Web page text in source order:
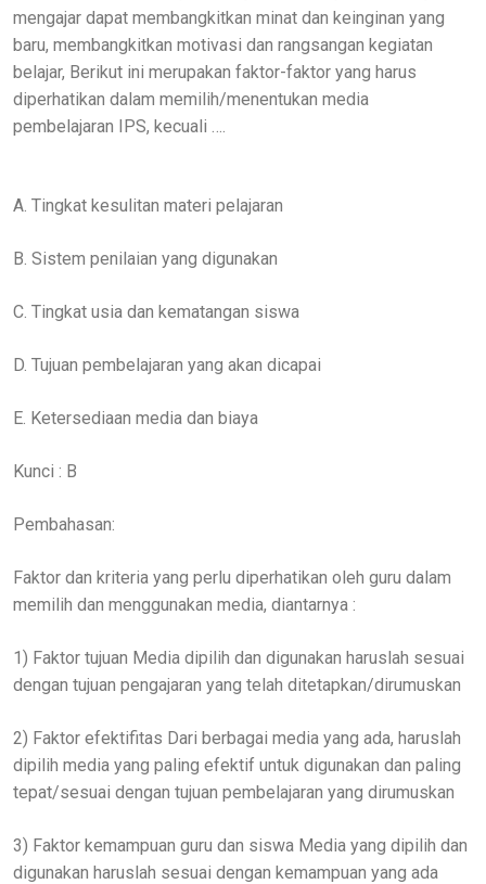
mengajar dapat membangkitkan minat dan keinginan yang
baru, membangkitkan motivasi dan rangsangan kegiatan
belajar, Berikut ini merupakan faktor-faktor yang harus
diperhatikan dalam memilih/menentukan media
pembelajaran IPS, kecuali ….
A. Tingkat kesulitan materi pelajaran
B. Sistem penilaian yang digunakan
C. Tingkat usia dan kematangan siswa
D. Tujuan pembelajaran yang akan dicapai
E. Ketersediaan media dan biaya
Kunci : B
Pembahasan:
Faktor dan kriteria yang perlu diperhatikan oleh guru dalam
memilih dan menggunakan media, diantarnya :
1) Faktor tujuan Media dipilih dan digunakan haruslah sesuai
dengan tujuan pengajaran yang telah ditetapkan/dirumuskan
2) Faktor efektifitas Dari berbagai media yang ada, haruslah
dipilih media yang paling efektif untuk digunakan dan paling
tepat/sesuai dengan tujuan pembelajaran yang dirumuskan
3) Faktor kemampuan guru dan siswa Media yang dipilih dan
digunakan haruslah sesuai dengan kemampuan yang ada